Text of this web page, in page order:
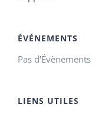
ÉVÉNEMENTS
Pas
LIENS UTILES